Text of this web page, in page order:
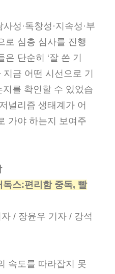
성·독창성·지속성·부
로 심층 심사를 진행
단순히 ‘잘 쓴 기
금 어떤 시선으로 기
를 확인할 수 있었습
널리즘 생태계가 어
가야 하는지 보여주
스:편리함 중독, 빨
/ 장윤우 기자 / 강석
속도를 따라잡지 못